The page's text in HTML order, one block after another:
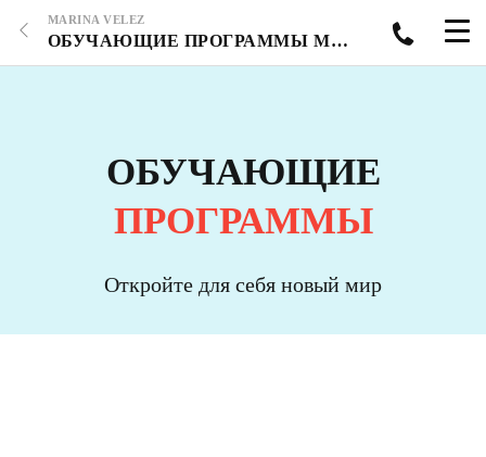
MARINA VELEZ
ОБУЧАЮЩИЕ ПРОГРАММЫ МАРИНЫ ВЕЛЕС - С ЧЕГО НАЧАТЬ
ОБУЧАЮЩИЕ
ПРОГРАММЫ
Откройте для себя новый мир